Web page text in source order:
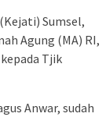
Sumsel,
Agung (MA) RI,
Tjik
Anwar, sudah